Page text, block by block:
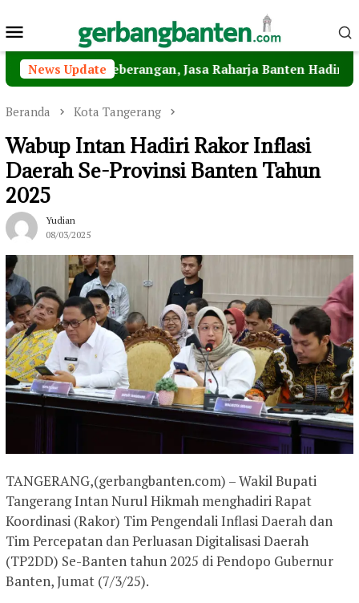
ke
Menu
Mobile
News Update
Penyeberangan, Jasa Raharja Banten Hadiri Peresmian
Beranda Kota Tangerang
Wabup Intan Hadiri Rakor Inflasi
Daerah Se-Provinsi Banten Tahun
2025
Yudian
08/03/2025
TANGERANG,(gerbangbanten.com) – Wakil Bupati
Tangerang Intan Nurul Hikmah menghadiri Rapat
Koordinasi (Rakor) Tim Pengendali Inflasi Daerah dan
Tim Percepatan dan Perluasan Digitalisasi Daerah
(TP2DD) Se-Banten tahun 2025 di Pendopo Gubernur
Banten, Jumat (7/3/25).